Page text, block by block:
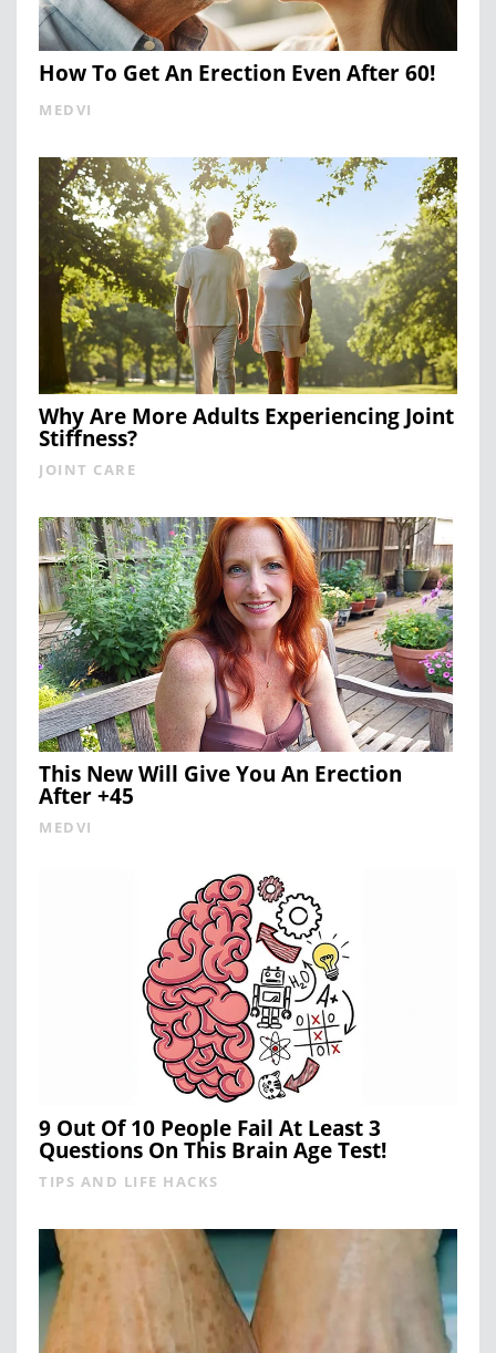
How To Get An Erection Even After 60!
MEDVI
Why Are More Adults Experiencing Joint
Stiffness?
JOINT CARE
This New Will Give You An Erection
After +45
MEDVI
9 Out Of 10 People Fail At Least 3
Questions On This Brain Age Test!
TIPS AND LIFE HACKS